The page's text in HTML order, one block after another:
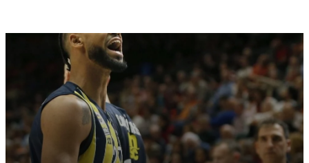
Ο Αμερικανός άσος μετακινήθηκε το 2016 στη
Μαδρίτη έπειτα από μία εξαιρετική διετία στη Ρωσία
με τη Λοκομοτίβ Κουμπάν και κατέκτησε 12 τίτλους
(2 Ευρωλίγκες, 3 πρωταθλήματα, 2 Κύπελλα, 5 Σούπερ
Καπ Ισπανίας) σε 7 σεζόν.
Πάντως, τα τελευταία χρόνια δεν είχε πολύ χρόνο